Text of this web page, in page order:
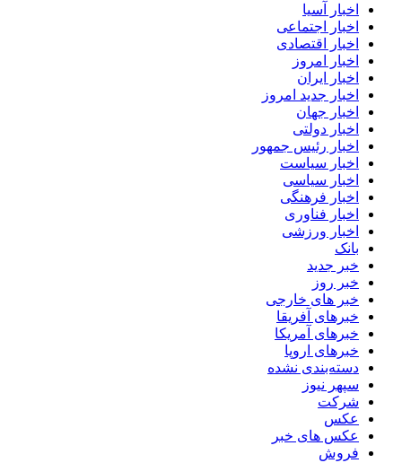
اخبار آسیا
اخبار اجتماعی
اخبار اقتصادی
اخبار امروز
اخبار ایران
اخبار جدید امروز
اخبار جهان
اخبار دولتی
اخبار رئیس جمهور
اخبار سیاست
اخبار سیاسی
اخبار فرهنگی
اخبار فناوری
اخبار ورزشی
بانک
خبر جدید
خبر روز
خبر های خارجی
خبرهای آفریقا
خبرهای آمریکا
خبرهای اروپا
دسته‌بندی نشده
سپهر نیوز
شرکت
عکس
عکس های خبر
فروش